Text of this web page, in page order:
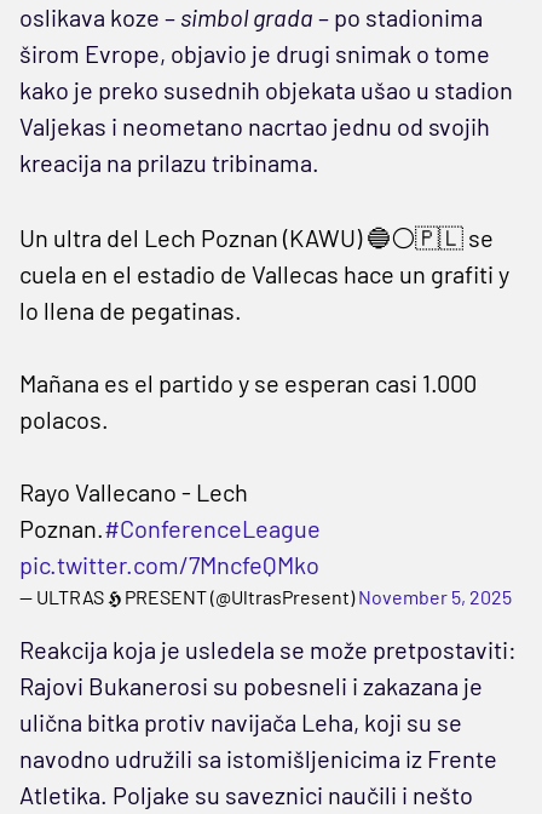
oslikava koze – simbol grada – po stadionima
širom Evrope, objavio je drugi snimak o tome
kako je preko susednih objekata ušao u stadion
Valjekas i neometano nacrtao jednu od svojih
kreacija na prilazu tribinama.
Un ultra del Lech Poznan (KAWU) 🔵⚪️🇵🇱 se
cuela en el estadio de Vallecas hace un grafiti y
lo llena de pegatinas.
Mañana es el partido y se esperan casi 1.000
polacos.
Rayo Vallecano - Lech
Poznan.#ConferenceLeague
pic.twitter.com/7MncfeQMko
— ULTRAS 𝕳 PRESENT (@UltrasPresent)November 5, 2025
Reakcija koja je usledela se može pretpostaviti:
Rajovi Bukanerosi su pobesneli i zakazana je
ulična bitka protiv navijača Leha, koji su se
navodno udružili sa istomišljenicima iz Frente
Atletika. Poljake su saveznici naučili i nešto